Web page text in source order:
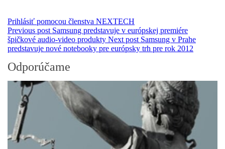
Prihlásiť pomocou členstva NEXTECH
Previous post Samsung predstavuje v európskej premiére
špičkové audio-video produkty Next post Samsung v Prahe
predstavuje nové notebooky pre európsky trh pre rok 2012
Odporúčame